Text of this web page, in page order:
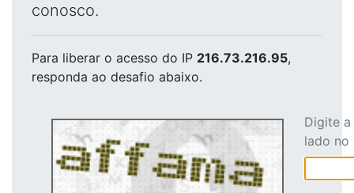
conosco.
Para liberar o acesso do IP 216.73.216.95,
responda ao desafio abaixo.
Digite
lado no